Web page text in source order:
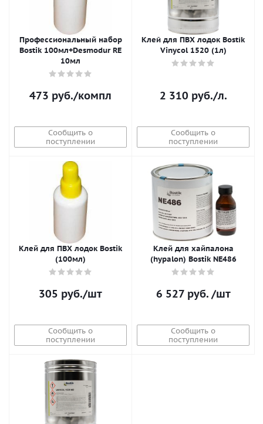
Профессиональный набор
Bostik 100мл+Desmodur RE
10мл
473 руб./компл
Сообщить о
поступлении
Клей для ПВХ лодок Bostik
Vinycol 1520 (1л)
2 310 руб./л.
Сообщить о
поступлении
Клей для ПВХ лодок Bostik
(100мл)
305 руб./шт
Сообщить о
поступлении
Клей для хайпалона
(hypalon) Bostik NE486
6 527руб. /шт
Сообщить о
поступлении